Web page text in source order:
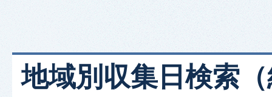
地域別収集日検索